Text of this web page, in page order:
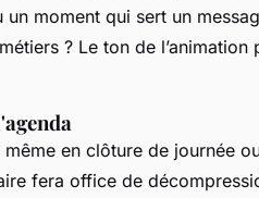
moment qui sert un
? Le ton de l’animation
même en clôture de journée
fera office de